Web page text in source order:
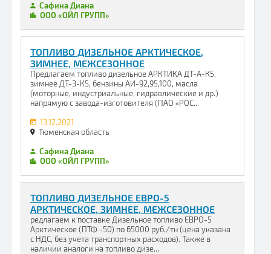
Сафина Диана
ООО «ОЙЛ ГРУПП»
ТОПЛИВО ДИЗЕЛЬНОЕ АРКТИЧЕСКОЕ,
ЗИМНЕЕ, МЕЖСЕЗОННОЕ
Предлагаем топливо дизельное АРКТИКА ДТ-А-К5,
зимнее ДТ-З-К5, бензины АИ-92,95,100, масла
(моторные, индустриальные, гидравлические и др.)
напрямую с завода-изготовителя (ПАО «РОС...
13.12.2021
Тюменская область
Сафина Диана
ООО «ОЙЛ ГРУПП»
ТОПЛИВО ДИЗЕЛЬНОЕ ЕВРО-5
АРКТИЧЕСКОЕ, ЗИМНЕЕ, МЕЖСЕЗОННОЕ
редлагаем к поставке Дизельное топливо ЕВРО-5
Арктическое (ПТФ -50) по 65000 руб./тн (цена указана
с НДС, без учета транспортных расходов). Также в
наличии аналоги на топливо дизе...